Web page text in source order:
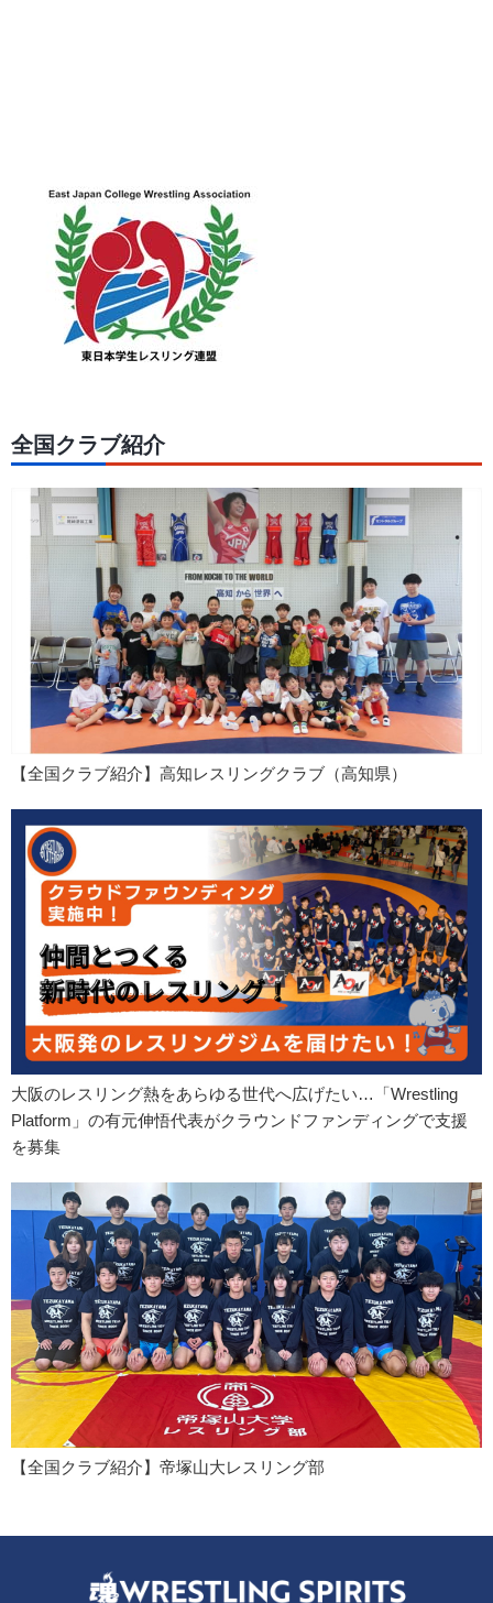
全国クラブ紹介
【全国クラブ紹介】高知レスリングクラブ（高知県）
大阪のレスリング熱をあらゆる世代へ広げたい…「Wrestling
Platform」の有元伸悟代表がクラウンドファンディングで支援
を募集
【全国クラブ紹介】帝塚山大レスリング部